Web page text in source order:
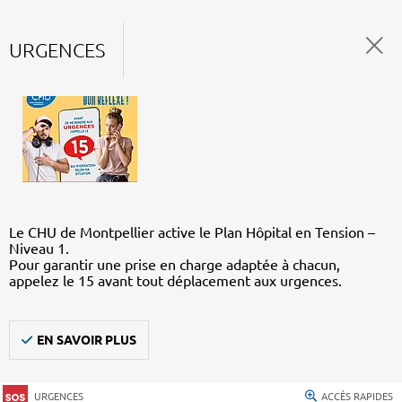
URGENCES
Le CHU de Montpellier active le Plan Hôpital en Tension –
Niveau 1.
Pour garantir une prise en charge adaptée à chacun,
appelez le 15 avant tout déplacement aux urgences.
EN SAVOIR PLUS
URGENCES ACCÈS RAPIDES